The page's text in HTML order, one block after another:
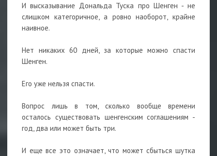
И высказывание Дональда Туска про Шенген - не
слишком категоричное, а ровно наоборот, крайне
наивное.
Нет никаких 60 дней, за которые можно спасти
Шенген.
Его уже нельзя спасти.
Вопрос лишь в том, сколько вообще времени
осталось существовать шенгенским соглашениям -
год, два или может быть три.
И еще все это означает, что может сбыться шутка